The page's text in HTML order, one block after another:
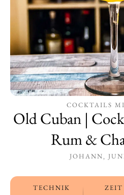
Champagner
Champagner
COCKTAILS
Old Cuban |
Rum &
JOHANN
TECHNIK ZEIT